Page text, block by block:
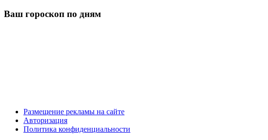
Ваш гороскоп по дням
Размещение рекламы на сайте
Авторизация
Политика конфиденциальности